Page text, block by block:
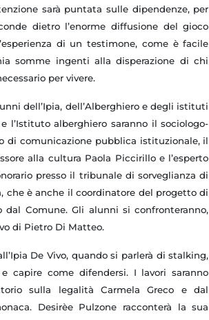
sarà puntata sulle dipendenze, per
dietro l’enorme diffusione del gioco
di un testimone, come è facile
somme ingenti alla disperazione di chi
per vivere.
dell’Ipia, dell’Alberghiero e degli istituti
l’Istituto alberghiero saranno il sociologo-
di comunicazione pubblica istituzionale, il
alla cultura Paola Piccirillo e l’esperto
presso il tribunale di sorveglianza di
che è anche il coordinatore del progetto di
dal Comune. Gli alunni si confronteranno,
di Pietro Di Matteo.
De Vivo, quando si parlerà di stalking,
capire come difendersi. I lavori saranno
sulla legalità Carmela Greco e dal
Desirèe Pulzone racconterà la sua